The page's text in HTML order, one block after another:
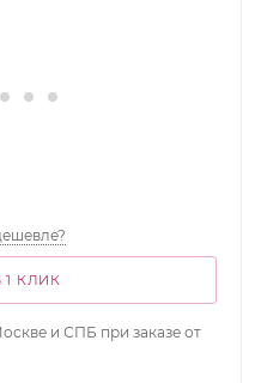
1 КЛИК
и СПБ при заказе от